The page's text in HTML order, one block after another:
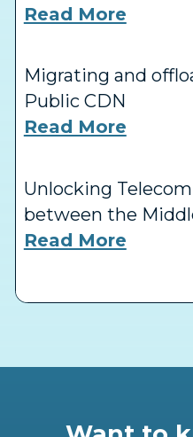
Read More
Migrating and
Public CDN
Read More
Unlocking
between the
Read More